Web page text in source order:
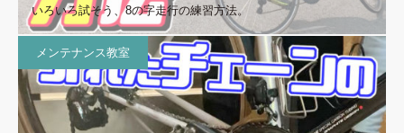
いろいろ試そう、8の字走行の練習方法。
メンテナンス教室